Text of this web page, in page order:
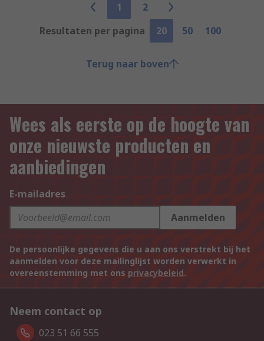
1
2
Resultaten per pagina
20 50 100
Terug naar boven
Wees als eerste op de hoogte van
onze nieuwste producten en
aanbiedingen
E-mailadres
Aanmelden
De persoonlijke gegevens die u aan ons verstrekt bij het
aanmelden voor deze mailinglijst worden verwerkt in
overeenstemming met ons privacybeleid.
Neem contact op
023 51 66 555